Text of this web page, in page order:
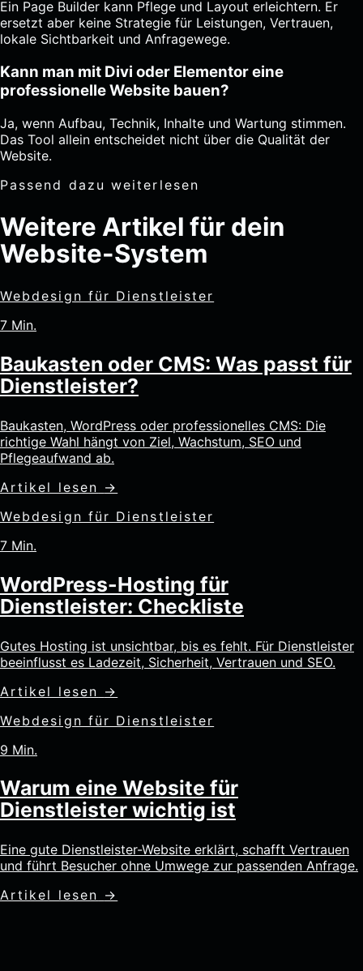
Ein Page Builder kann Pflege und Layout erleichtern. Er
ersetzt aber keine Strategie für Leistungen, Vertrauen,
lokale Sichtbarkeit und Anfragewege.
Kann man mit Divi oder Elementor eine
professionelle Website bauen?
Ja, wenn Aufbau, Technik, Inhalte und Wartung stimmen.
Das Tool allein entscheidet nicht über die Qualität der
Website.
Passend dazu weiterlesen
Weitere Artikel für dein
Website-System
Webdesign für Dienstleister
7 Min.
Baukasten oder CMS: Was passt für
Dienstleister?
Baukasten, WordPress oder professionelles CMS: Die
richtige Wahl hängt von Ziel, Wachstum, SEO und
Pflegeaufwand ab.
Artikel lesen →
Webdesign für Dienstleister
7 Min.
WordPress-Hosting für
Dienstleister: Checkliste
Gutes Hosting ist unsichtbar, bis es fehlt. Für Dienstleister
beeinflusst es Ladezeit, Sicherheit, Vertrauen und SEO.
Artikel lesen →
Webdesign für Dienstleister
9 Min.
Warum eine Website für
Dienstleister wichtig ist
Eine gute Dienstleister-Website erklärt, schafft Vertrauen
und führt Besucher ohne Umwege zur passenden Anfrage.
Artikel lesen →